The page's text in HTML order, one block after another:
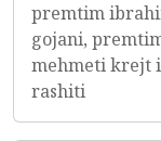
premtim
gojani,
mehmeti krejt
rashiti